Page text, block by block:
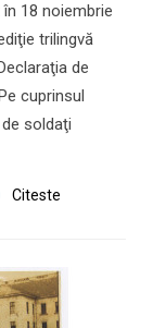
18 noiembrie
trilingvă
de
cuprinsul
soldaţi
Citeste